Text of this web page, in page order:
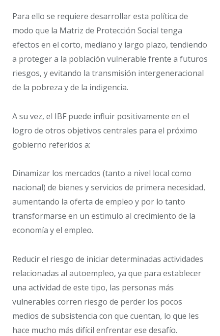
Para ello se requiere desarrollar esta política de
modo que la Matriz de Protección Social tenga
efectos en el corto, mediano y largo plazo, tendiendo
a proteger a la población vulnerable frente a futuros
riesgos, y evitando la transmisión intergeneracional
de la pobreza y de la indigencia.
A su vez, el IBF puede influir positivamente en el
logro de otros objetivos centrales para el próximo
gobierno referidos a:
Dinamizar los mercados (tanto a nivel local como
nacional) de bienes y servicios de primera necesidad,
aumentando la oferta de empleo y por lo tanto
transformarse en un estimulo al crecimiento de la
economía y el empleo.
Reducir el riesgo de iniciar determinadas actividades
relacionadas al autoempleo, ya que para establecer
una actividad de este tipo, las personas más
vulnerables corren riesgo de perder los pocos
medios de subsistencia con que cuentan, lo que les
hace mucho más difícil enfrentar ese desafío.